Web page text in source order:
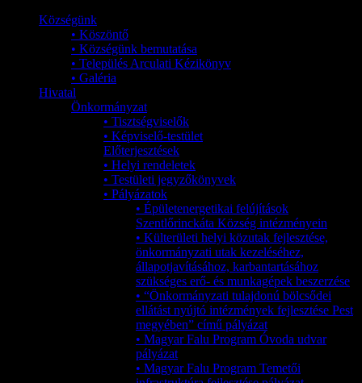
Községünk
• Köszöntő
• Községünk bemutatása
• Település Arculati Kézikönyv
• Galéria
Hivatal
Önkormányzat
• Tisztségviselők
• Képviselő-testület
Előterjesztések
• Helyi rendeletek
• Testületi jegyzőkönyvek
• Pályázatok
• Épületenergetikai felújítások
Szentlőrinckáta Község intézményein
• Külterületi helyi közutak fejlesztése,
önkormányzati utak kezeléséhez,
állapotjavításához, karbantartásához
szükséges erő- és munkagépek beszerzése
• “Önkormányzati tulajdonú bölcsődei
ellátást nyújtó intézmények fejlesztése Pest
megyében” című pályázat
• Magyar Falu Program Óvoda udvar
pályázat
• Magyar Falu Program Temetői